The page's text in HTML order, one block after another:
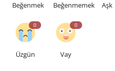
Beğenmek Beğenmemek Aşk
0
Üzgün
0
Vay